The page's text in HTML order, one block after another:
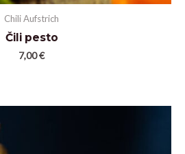
Chili Aufstrich
Čili pesto
7,00€